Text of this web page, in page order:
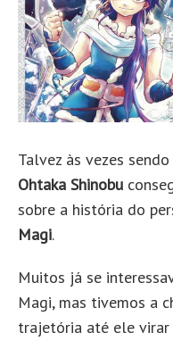
Talvez às vezes
Ohtaka Shinobu
sobre a história do
Magi.
Muitos já se
Magi, mas tivemos a
trajetória até ele virar